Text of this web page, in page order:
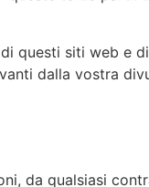
questi siti web e
dalla vostra
da qualsiasi